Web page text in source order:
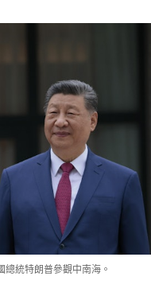
統特朗普參觀中南海。